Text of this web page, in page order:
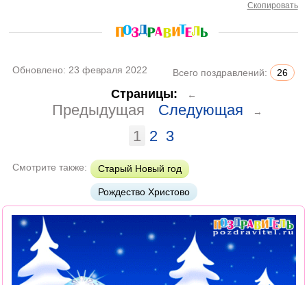
Скопировать
Обновлено: 23 февраля 2022 Всего поздравлений: 26
Страницы: ←
Предыдущая Следующая →
1 2 3
Смотрите также: Старый Новый год
Рождество Христово